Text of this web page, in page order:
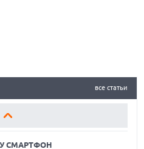
все статьи
AQUACYCLE PRO
271PHW E14
271PHW E14
СМАРТФОН